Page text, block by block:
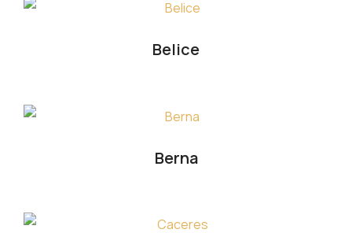
Belice
Berna